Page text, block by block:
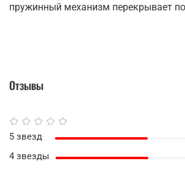
пружинный механизм перекрывает
Отзывы
5 звезд
4 звезды